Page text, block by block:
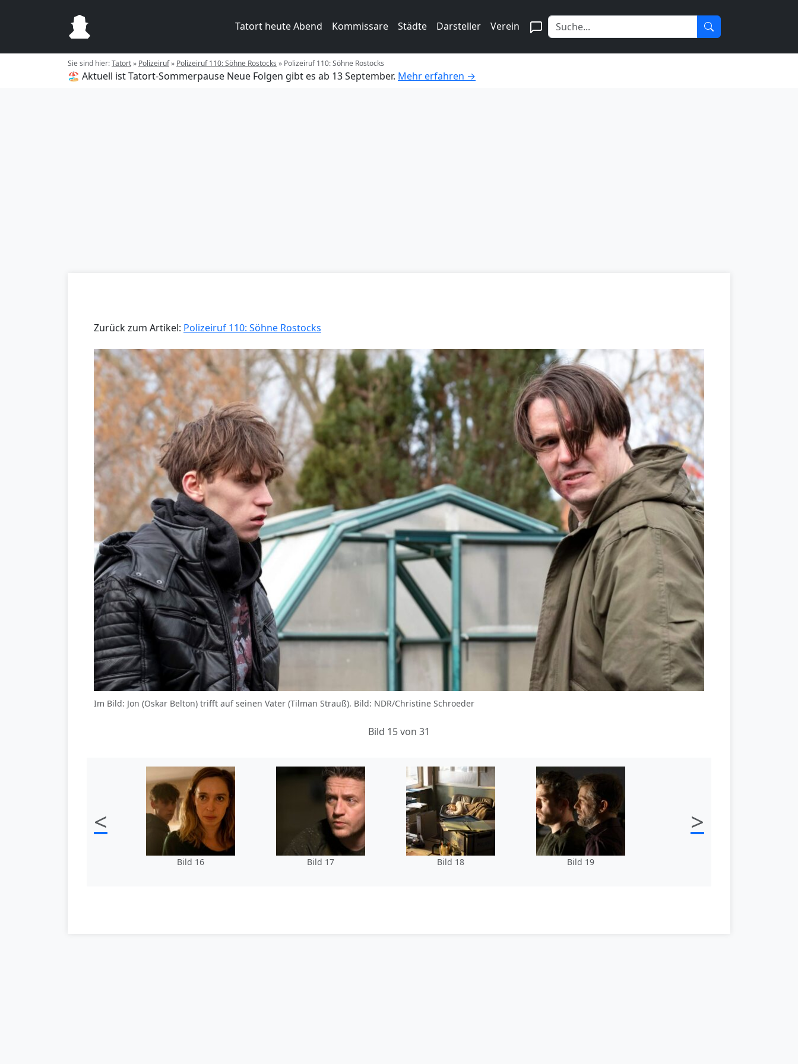
Tatort heute Abend Kommissare Städte Darsteller Verein
Sie sind hier:Tatort» Polizeiruf» Polizeiruf 110: Söhne Rostocks » Polizeiruf 110: Söhne Rostocks
🏖️ Aktuell ist Tatort-Sommerpause Neue Folgen gibt es ab 13 September. Mehr erfahren →
Zurück zum Artikel: Polizeiruf 110: Söhne Rostocks
Im Bild: Jon (Oskar Belton) trifft auf seinen Vater (Tilman Strauß). Bild: NDR/Christine Schroeder
Bild 15 von 31
<
Bild 16 Bild 17 Bild 18 Bild 19
>